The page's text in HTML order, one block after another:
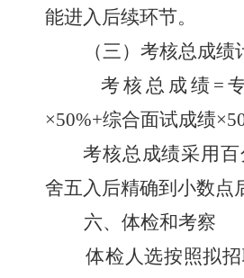
能进入后续环节。
（三）考核总成绩
考核总成绩 =
×50%+综合面试成绩×5
考核总成绩采用百
舍五入后精确到小数点
六、体检和考察
体检人选按照拟招